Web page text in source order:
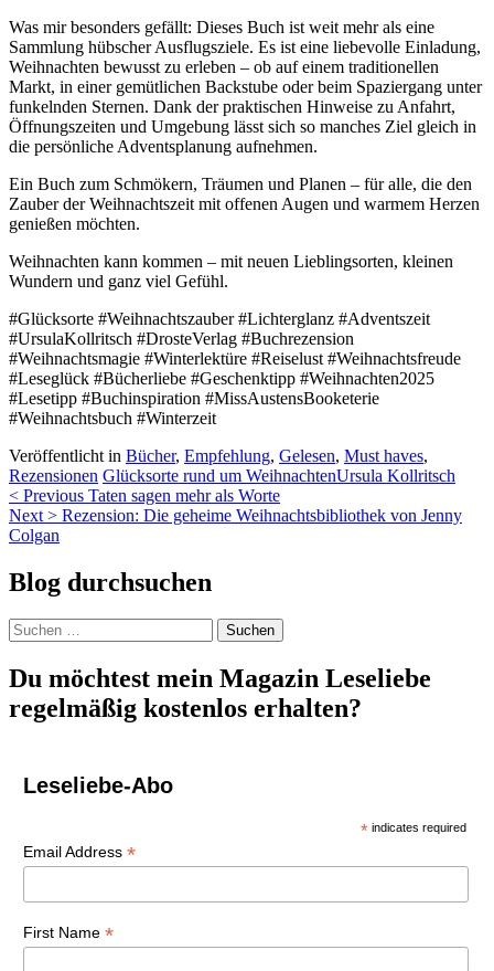
Was mir besonders gefällt: Dieses Buch ist weit mehr als eine
Sammlung hübscher Ausflugsziele. Es ist eine liebevolle Einladung,
Weihnachten bewusst zu erleben – ob auf einem traditionellen
Markt, in einer gemütlichen Backstube oder beim Spaziergang unter
funkelnden Sternen. Dank der praktischen Hinweise zu Anfahrt,
Öffnungszeiten und Umgebung lässt sich so manches Ziel gleich in
die persönliche Adventsplanung aufnehmen.
Ein Buch zum Schmökern, Träumen und Planen – für alle, die den
Zauber der Weihnachtszeit mit offenen Augen und warmem Herzen
genießen möchten.
Weihnachten kann kommen – mit neuen Lieblingsorten, kleinen
Wundern und ganz viel Gefühl.
#Glücksorte #Weihnachtszauber #Lichterglanz #Adventszeit
#UrsulaKollritsch #DrosteVerlag #Buchrezension
#Weihnachtsmagie #Winterlektüre #Reiselust #Weihnachtsfreude
#Leseglück #Bücherliebe #Geschenktipp #Weihnachten2025
#Lesetipp #Buchinspiration #MissAustensBooketerie
#Weihnachtsbuch #Winterzeit
Veröffentlicht in Bücher, Empfehlung, Gelesen, Must haves,
Rezensionen Glücksorte rund um WeihnachtenUrsula Kollritsch
Beitragsnavigation
< Previous Taten sagen mehr als Worte
Next > Rezension: Die geheime Weihnachtsbibliothek von Jenny
Colgan
Blog durchsuchen
Suchen
nach:
Du möchtest mein Magazin Leseliebe
regelmäßig kostenlos erhalten?
Leseliebe-Abo
* indicates required
Email Address *
First Name *